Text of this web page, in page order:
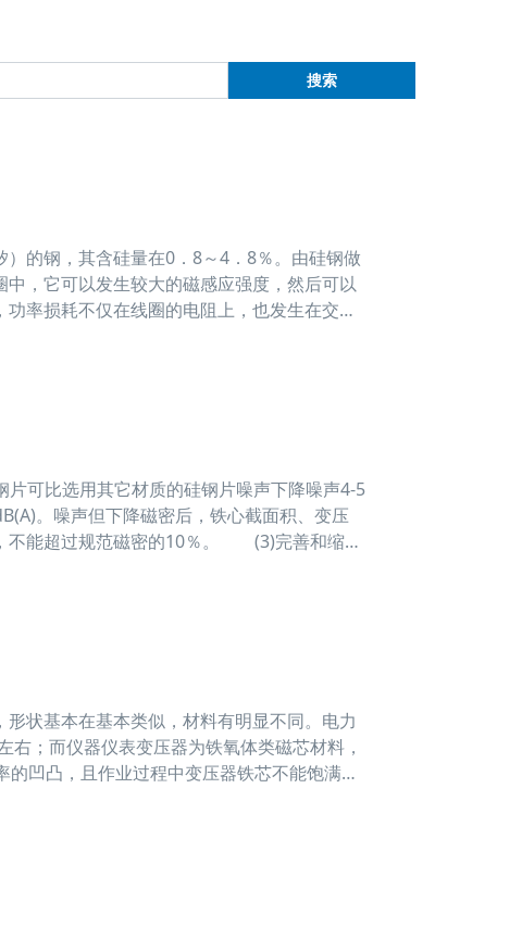
搜索
的钢，其含硅量在0．8～4．8％。由硅钢做
，它可以发生较大的磁感应强度，然后可以
率损耗不仅在线圈的电阻上，也发生在交变
比选用其它材质的硅钢片噪声下降噪声4-5
。噪声但下降磁密后，铁心截面积、变压
不能超过规范磁密的10％。 (3)完善和缩小
状基本在基本类似，材料有明显不同。电力
；而仪器仪表变压器为铁氧体类磁芯材料，
凹凸，且作业过程中变压器铁芯不能饱满。